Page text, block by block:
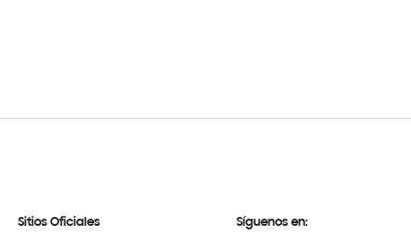
Sitios Oficiales Síguenos en: